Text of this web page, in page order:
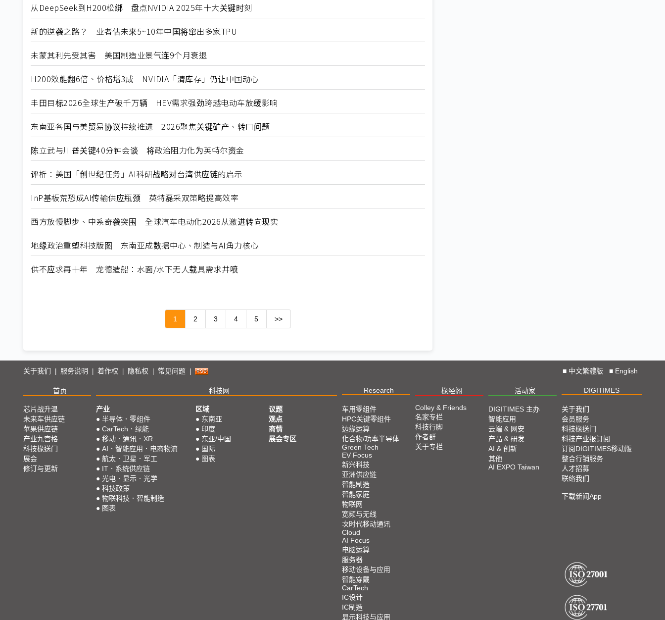
从DeepSeek到H200松绑 盘点NVIDIA 2025年十大关键时刻
新的逆袭之路？ 业者估未来5~10年中国将窜出多家TPU
未蒙其利先受其害 美国制造业景气连9个月衰退
H200效能翻6倍、价格增3成 NVIDIA「清库存」仍让中国动心
丰田目标2026全球生产破千万辆 HEV需求强劲跨越电动车放缓影响
东南亚各国与美贸易协议持续推进 2026聚焦关键矿产、转口问题
陈立武与川普关键40分钟会谈 将政治阻力化为英特尔资金
评析：美国「创世纪任务」AI科研战略对台湾供应链的启示
InP基板荒恐成AI传输供应瓶颈 英特磊采双策略提高效率
西方放慢脚步、中系奇袭突围 全球汽车电动化2026从激进转向现实
地缘政治重塑科技版图 东南亚成数据中心、制造与AI角力核心
供不应求再十年 龙德造船：水面/水下无人载具需求井喷
1 2 3 4 5 >>
关于我们 | 服务说明 | 着作权 | 隐私权 | 常见问题 | ■ 中文繁體版 ■ English
首页 科技网 Research 椽经阁 活动家 DIGITIMES
芯片战升温
未来车供应链
苹果供应链
产业九宫格
科技椽送门
展会
修订与更新
产业
● 半导体．零组件
● CarTech．绿能
● 移动．通讯．XR
● AI．智能应用．电商物流
● 航太．卫星．军工
● IT．系统供应链
● 光电．显示．光学
● 科技政策
● 物联科技．智能制造
● 图表
区域
● 东南亚
● 印度
● 东亚/中国
● 国际
● 图表
议题
观点
商情
展会专区
车用零组件
HPC关键零组件
边缘运算
化合物/功率半导体
Green Tech
EV Focus
新兴科技
亚洲供应链
智能制造
智能家庭
物联网
宽频与无线
次时代移动通讯
Cloud
AI Focus
电脑运算
服务器
移动设备与应用
智能穿戴
CarTech
IC设计
IC制造
显示科技与应用
Colley & Friends
名家专栏
科技行脚
作者群
关于专栏
DIGITIMES 主办
智能应用
云端 & 网安
产品 & 研发
AI & 创新
其他
AI EXPO Taiwan
关于我们
会员服务
科技椽送门
科技产业报订阅
订阅DIGITIMES移动版
整合行销服务
人才招募
联络我们
下载新闻App